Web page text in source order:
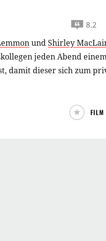
8.2
undShirley
jeden Abend
damit dieser sich zum
FILM